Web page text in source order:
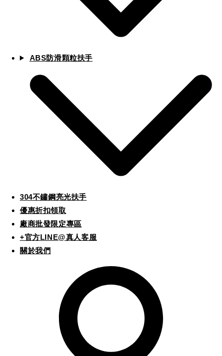
ABS防滑顆粒扶手
304不鏽鋼亮光扶手
優惠折扣領取
廠商批發限定專區
+官方LINE@真人客服
關於我們